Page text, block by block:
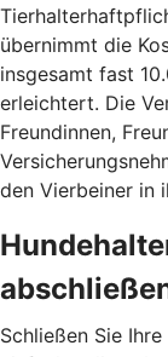
übernimmt die
insgesamt fast
erleichtert. Die
Freundinnen,
den Vierbeiner in
Schließen Sie